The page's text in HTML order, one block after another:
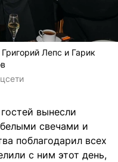
Лепс и Гарик
вынесли
свечами и
поблагодарил всех
с ним этот день,